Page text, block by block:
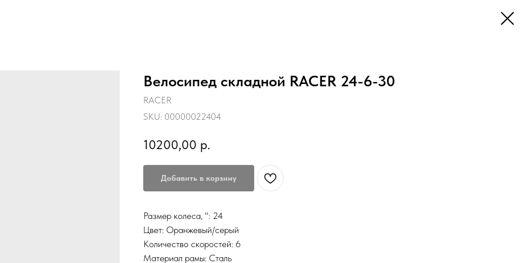
Велосипед складной RACER 24-6-30
RACER
SKU: 00000022404
10200,00 р.
Добавить в корзину
Размер колеса, ": 24
Цвет: Оранжевый/серый
Количество скоростей: 6
Материал рамы: Сталь